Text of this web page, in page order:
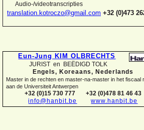
Audio-/videotranscripties
translation.kotroczo@gmail.com +32 (0)473
Eun-Jung KIM OLBRECHTS
JURIST en BEËDIGD TOLK
Engels, Koreaans, Nederlands
Master in de rechten en master-na-master in het fiscaal
aan de Universiteit Antwerpen
+32 (0)15 730 777
+32 (0)478 81 46 43
info@hanbit.be
www.hanbit.be